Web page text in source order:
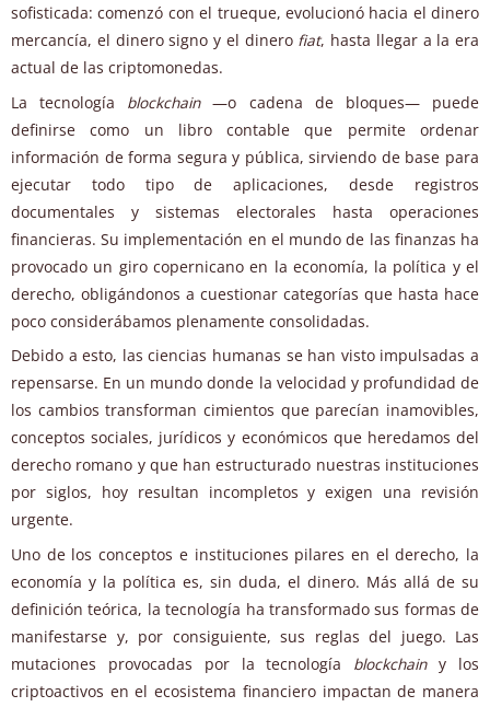
sofisticada: comenzó con el trueque, evolucionó hacia el dinero
mercancía, el dinero signo y el dinero fiat, hasta llegar a la era
actual de las criptomonedas.
La tecnología blockchain—o cadena de bloques— puede
definirse como un libro contable que permite ordenar
información de forma segura y pública, sirviendo de base para
ejecutar todo tipo de aplicaciones, desde registros
documentales y sistemas electorales hasta operaciones
financieras. Su implementación en el mundo de las finanzas ha
provocado un giro copernicano en la economía, la política y el
derecho, obligándonos a cuestionar categorías que hasta hace
poco considerábamos plenamente consolidadas.
Debido a esto, las ciencias humanas se han visto impulsadas a
repensarse. En un mundo donde la velocidad y profundidad de
los cambios transforman cimientos que parecían inamovibles,
conceptos sociales, jurídicos y económicos que heredamos del
derecho romano y que han estructurado nuestras instituciones
por siglos, hoy resultan incompletos y exigen una revisión
urgente.
Uno de los conceptos e instituciones pilares en el derecho, la
economía y la política es, sin duda, el dinero. Más allá de su
definición teórica, la tecnología ha transformado sus formas de
manifestarse y, por consiguiente, sus reglas del juego. Las
mutaciones provocadas por la tecnología blockchainy los
criptoactivos en el ecosistema financiero impactan de manera